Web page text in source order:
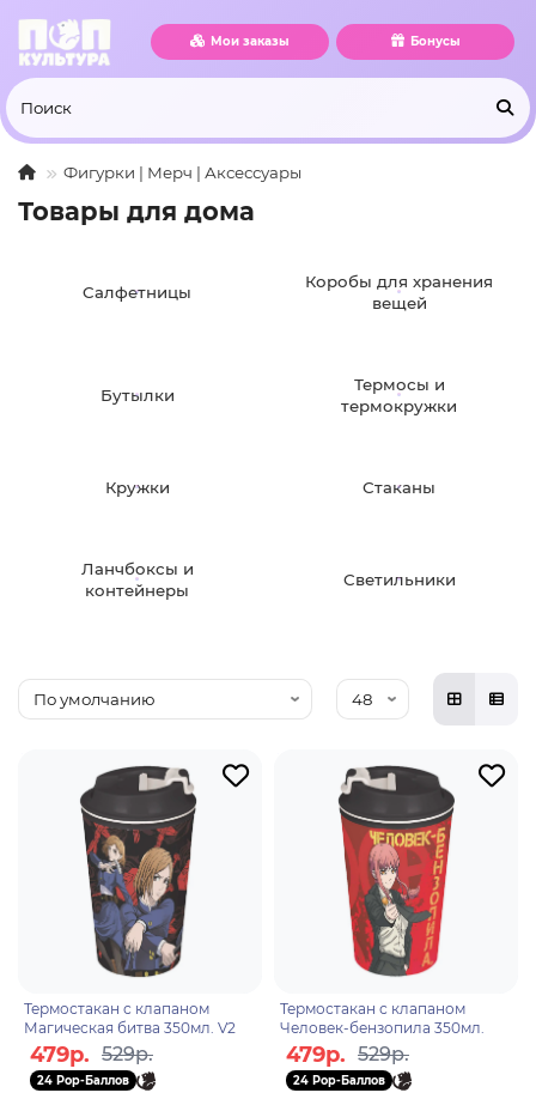
Мои заказы Бонусы
Фигурки | Мерч | Аксессуары
Товары для дома
Cалфетницы
Коробы для хранения
вещей
Бутылки
Термосы и
термокружки
Кружки Стаканы
Ланчбоксы и
контейнеры
Светильники
Термостакан с клапаном
Магическая битва 350мл. V2
479р. 529р.
24 Pop-Баллов
Термостакан с клапаном
Человек-бензопила 350мл.
479р. 529р.
24 Pop-Баллов